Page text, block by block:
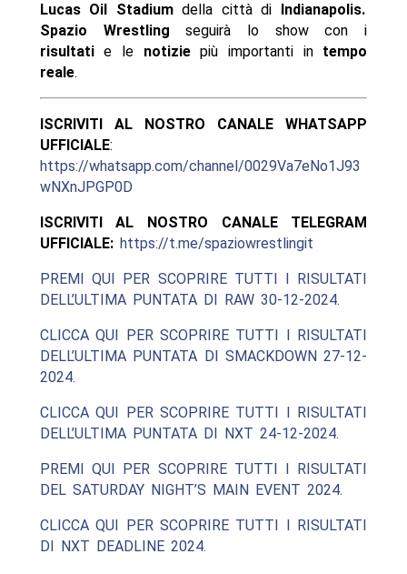
Lucas Oil Stadiumdella città di
Indianapolis.
Spazio Wrestling seguirà lo show con i
risultatie le notiziepiù importanti in tempo
reale.
ISCRIVITI AL NOSTRO CANALE WHATSAPP
UFFICIALE:
https://whatsapp.com/channel/0029Va7eNo1J93
wNXnJPGP0D
ISCRIVITI AL NOSTRO CANALE TELEGRAM
UFFICIALE: https://t.me/spaziowrestlingit
PREMI QUI PER SCOPRIRE TUTTI I RISULTATI
DELL’ULTIMA PUNTATA DI RAW 30-12-2024.
CLICCA QUI PER SCOPRIRE TUTTI I RISULTATI
DELL’ULTIMA PUNTATA DI SMACKDOWN 27-12-
2024.
CLICCA QUI PER SCOPRIRE TUTTI I RISULTATI
DELL’ULTIMA PUNTATA DI NXT 24-12-2024.
PREMI QUI PER SCOPRIRE TUTTI I RISULTATI
DEL SATURDAY NIGHT’S MAIN EVENT 2024.
CLICCA QUI PER SCOPRIRE TUTTI I RISULTATI
DI NXT DEADLINE 2024.